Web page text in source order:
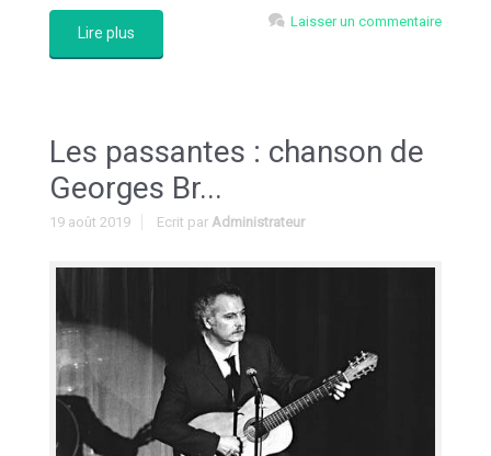
Lire plus
Laisser un commentaire
Les passantes : chanson de
Georges Br...
19 août 2019 Ecrit par Administrateur